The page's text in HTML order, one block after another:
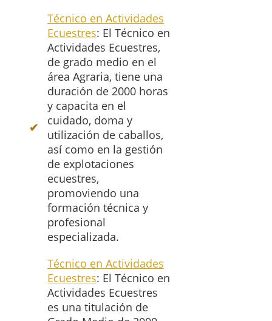
Técnico en Actividades
Ecuestres: El Técnico en
Actividades Ecuestres,
de grado medio en el
área Agraria, tiene una
duración de 2000 horas
y capacita en el
cuidado, doma y
utilización de caballos,
así como en la gestión
de explotaciones
ecuestres,
promoviendo una
formación técnica y
profesional
especializada.
Técnico en Actividades
Ecuestres: El Técnico en
Actividades Ecuestres
es una titulación de